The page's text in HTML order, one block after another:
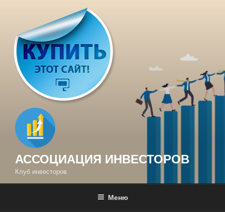
содержимому
АССОЦИАЦИЯ ИНВЕСТОРОВ
Клуб инвесторов
Меню